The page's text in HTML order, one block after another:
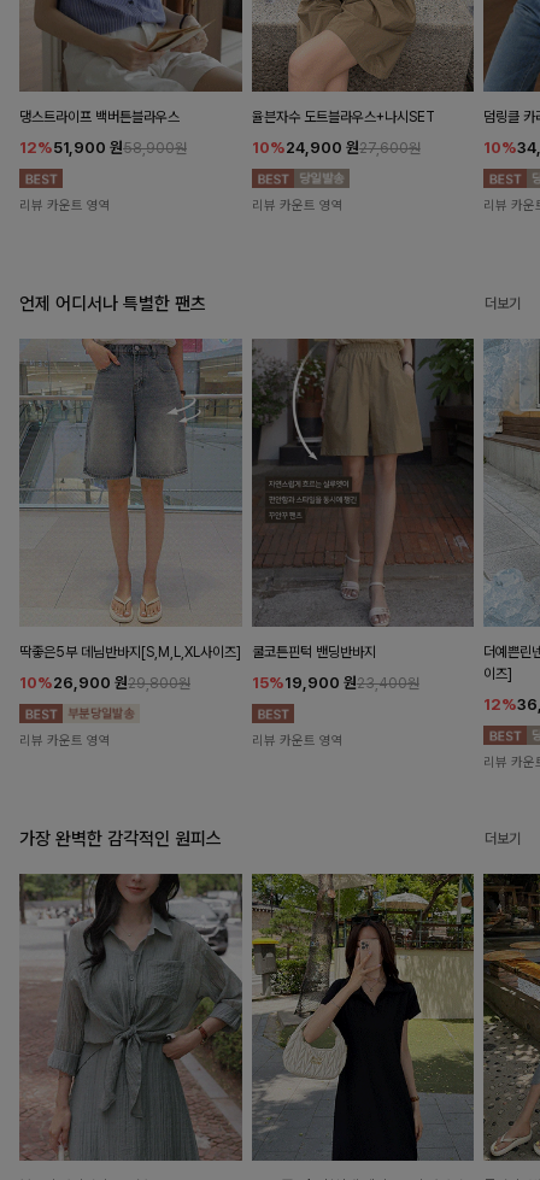
댕스트라이프 백버튼블라우스
12%51,900 원58,900원
리뷰 카운트 영역
율븐자수 도트블라우스+나시SET
10%24,900 원27,600원
리뷰 카운트 영역
덤링클 카
10%
리뷰 카운
언제 어디서나 특별한 팬츠 더보기
딱좋은5부 데님반바지[S,M,L,XL사이즈]
10%26,900 원29,800원
리뷰 카운트 영역
쿨코튼핀턱 밴딩반바지
15%19,900 원23,400원
리뷰 카운트 영역
더예쁜린
이즈]
12%
리뷰 카운
가장 완벽한 감각적인 원피스 더보기